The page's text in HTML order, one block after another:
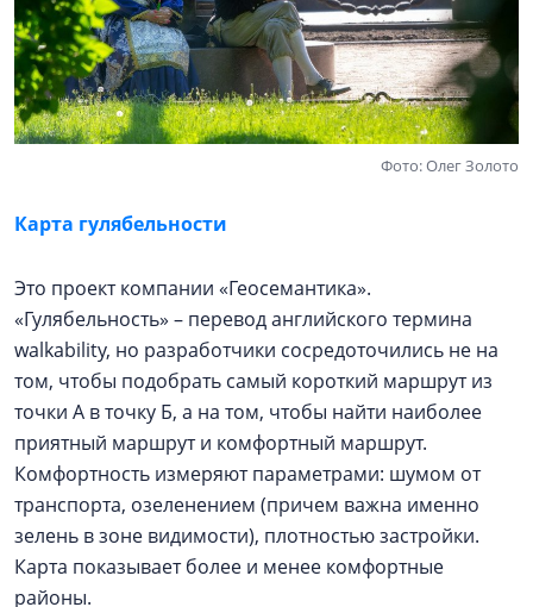
Фото: Олег Золото
Карта гулябельности
Это проект компании «Геосемантика».
«Гулябельность» – перевод английского термина
walkability, но разработчики сосредоточились не на
том, чтобы подобрать самый короткий маршрут из
точки А в точку Б, а на том, чтобы найти наиболее
приятный маршрут и комфортный маршрут.
Комфортность измеряют параметрами: шумом от
транспорта, озеленением (причем важна именно
зелень в зоне видимости), плотностью застройки.
Карта показывает более и менее комфортные
районы.